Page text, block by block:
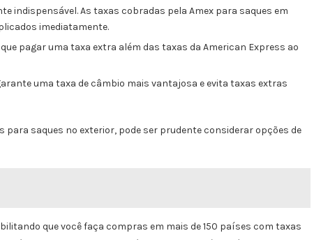
indispensável. As taxas cobradas pela Amex para saques em
imediatamente.
pagar uma taxa extra além das taxas da American Express ao
uma taxa de câmbio mais vantajosa e evita taxas extras
para saques no exterior, pode ser prudente considerar opções de
que você faça compras em mais de 150 países com taxas